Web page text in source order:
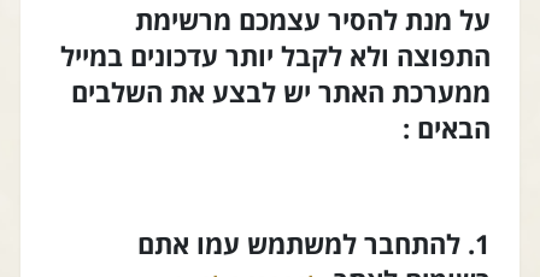
על מנת להסיר עצמכם מרשימת
התפוצה ולא לקבל יותר עדכונים במייל
ממערכת האתר יש לבצע את השלבים
הבאים :
1. להתחבר למשתמש עמו אתם